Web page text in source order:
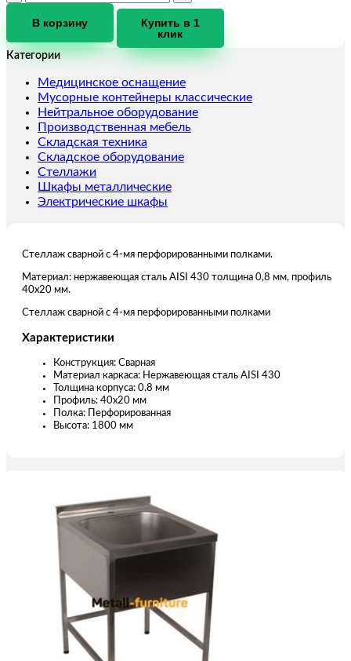
Стеллаж
с
мя
перфорированными
полками
длина
1200
мм
В корзину
Купить в 1
клик
Категории
Медицинское оснащение
Мусорные контейнеры классические
Нейтральное оборудование
Производственная мебель
Складская техника
Складское оборудование
Стеллажи
Шкафы металлические
Электрические шкафы
Стеллаж сварной с 4-мя перфорированными полками.
Материал: нержавеющая сталь AISI 430 толщина 0,8 мм, профиль
40х20 мм.
Стеллаж сварной с 4-мя перфорированными полками
Характеристики
Конструкция: Сварная
Материал каркаса: Нержавеющая сталь AISI 430
Толщина корпуса: 0.8 мм
Профиль: 40х20 мм
Полка: Перфорированная
Высота: 1800 мм